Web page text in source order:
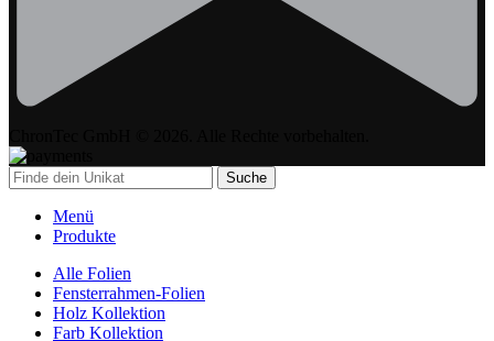
Suche
Menü
Produkte
Alle Folien
Fensterrahmen-Folien
Holz Kollektion
Farb Kollektion